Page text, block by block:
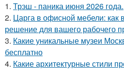
1. Трэш - паника июня 2026 года.
2. Царга в офисной мебели: как
решение для вашего рабочего
3. Какие уникальные музеи
бесплатно
4. Какие архитектурные стили